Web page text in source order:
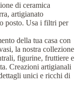
di ceramica
artigianato
posto. Usa i filtri per
della tua casa con
la nostra collezione
figurine, fruttiere e
Creazioni artigianali
unici e ricchi di